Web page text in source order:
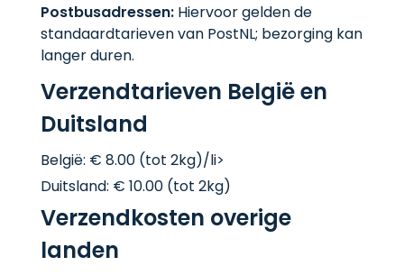
Postbusadressen:Hiervoor gelden de
standaardtarieven van PostNL; bezorging kan
langer duren.
Verzendtarieven België en
Duitsland
België: € 8.00 (tot 2kg)/li>
Duitsland: € 10.00 (tot 2kg)
Verzendkosten overige
landen